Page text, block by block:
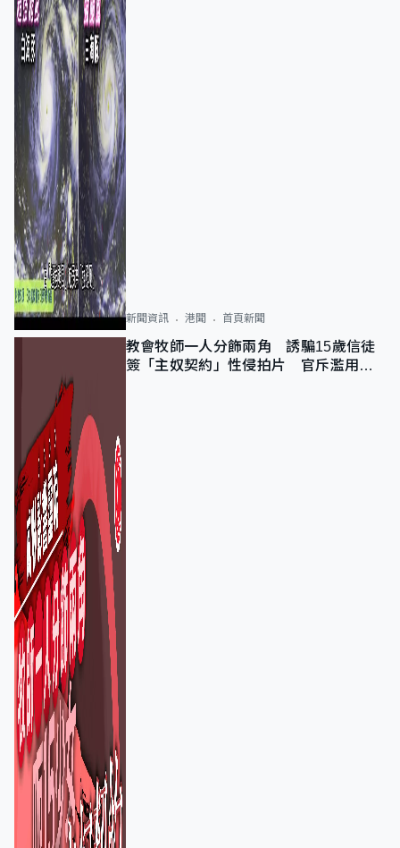
新聞資訊 港聞 首頁新聞
教會牧師一人分飾兩角 誘騙15歲信徒
簽「主奴契約」性侵拍片 官斥濫用教